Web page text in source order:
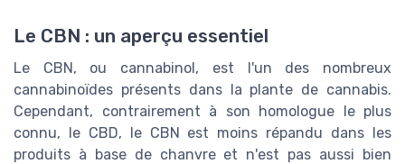
Le CBN : un aperçu essentiel
Le CBN, ou cannabinol, est l'un des nombreux
cannabinoïdes présents dans la plante de cannabis.
Cependant, contrairement à son homologue le plus
connu, le CBD, le CBN est moins répandu dans les
produits à base de chanvre et n'est pas aussi bien